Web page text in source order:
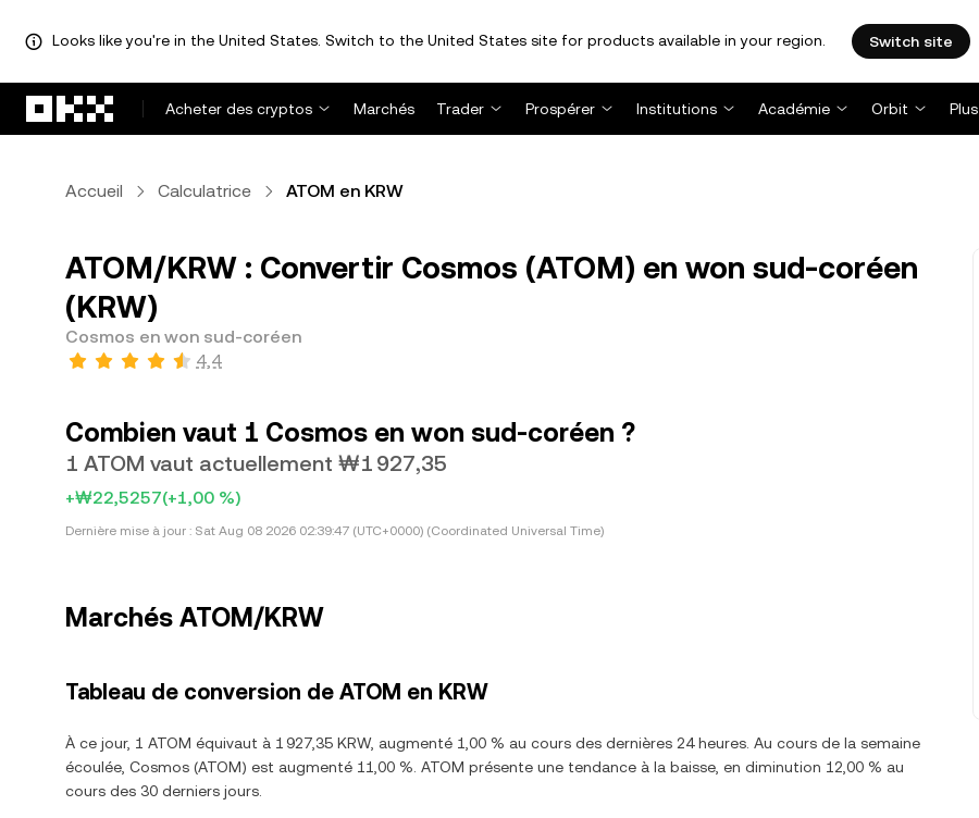
Looks like you're in the United States. Switch to the United States site for products available in your region. Switch site
Acheter des cryptos
Marchés Trader Prospérer Institutions Académie Orbit Plus
Accueil Calculatrice ATOM en KRW
ATOM/KRW : Convertir Cosmos (ATOM) en won sud-coréen
(KRW)
Cosmos en won sud-coréen
4,4
Combien vaut 1 Cosmos en won sud-coréen ?
1 ATOM vaut actuellement ₩1 927,35
+₩22,5257(+1,00 %)
Dernière mise à jour : Sat Aug 08 2026 02:39:47 (UTC+0000) (Coordinated Universal Time)
Marchés ATOM/KRW
Tableau de conversion de ATOM en KRW
À ce jour, 1 ATOM équivaut à 1 927,35 KRW, augmenté 1,00 % au cours des dernières 24 heures. Au cours de la semaine
écoulée, Cosmos (ATOM) est augmenté 11,00 %. ATOM présente une tendance à la baisse, en diminution 12,00 % au
cours des 30 derniers jours.